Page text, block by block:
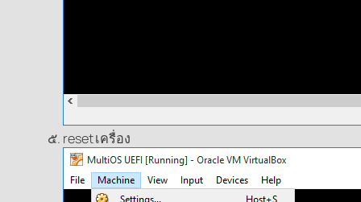
reset เครื่อง